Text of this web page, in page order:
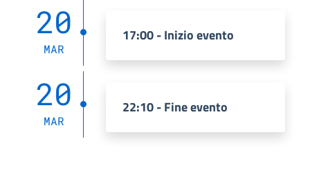
20
MAR
17:00 - Inizio evento
20
MAR
22:10 - Fine evento